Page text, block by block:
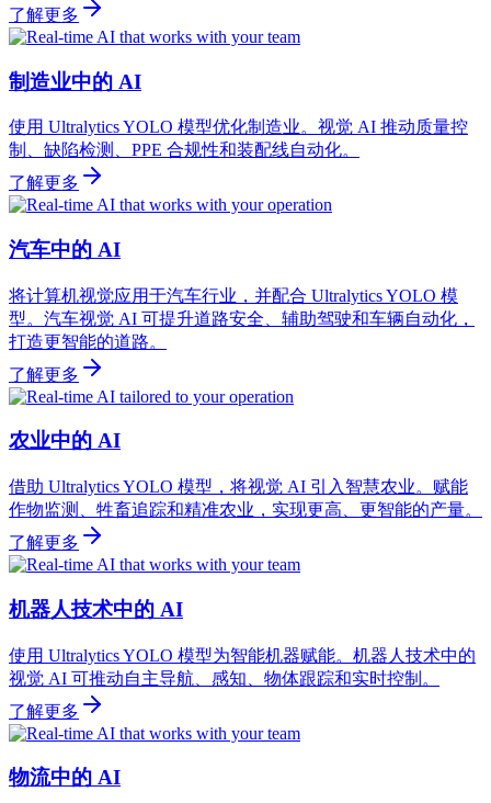
了解更多
制造业中的 AI
使用 Ultralytics YOLO 模型优化制造业。视觉 AI 推动质量控
制、缺陷检测、PPE 合规性和装配线自动化。
了解更多
汽车中的 AI
将计算机视觉应用于汽车行业，并配合 Ultralytics YOLO 模
型。汽车视觉 AI 可提升道路安全、辅助驾驶和车辆自动化，
打造更智能的道路。
了解更多
农业中的 AI
借助 Ultralytics YOLO 模型，将视觉 AI 引入智慧农业。赋能
作物监测、牲畜追踪和精准农业，实现更高、更智能的产量。
了解更多
机器人技术中的 AI
使用 Ultralytics YOLO 模型为智能机器赋能。机器人技术中的
视觉 AI 可推动自主导航、感知、物体跟踪和实时控制。
了解更多
物流中的 AI